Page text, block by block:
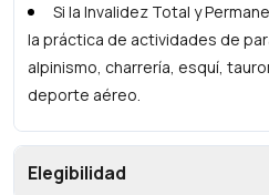
Si la Invalidez Total y
la práctica de actividades de
alpinismo, charrería, esquí,
deporte aéreo.
Elegibilidad